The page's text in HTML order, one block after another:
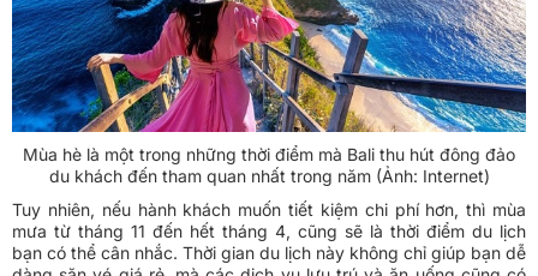
Mùa hè là một trong những thời điểm mà Bali thu hút đông đảo
du khách đến tham quan nhất trong năm (Ảnh: Internet)
Tuy nhiên, nếu hành khách muốn tiết kiệm chi phí hơn, thì mùa
mưa từ tháng 11 đến hết tháng 4, cũng sẽ là thời điểm du lịch
bạn có thể cân nhắc. Thời gian du lịch này không chỉ giúp bạn dễ